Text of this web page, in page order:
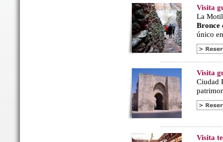
Visita
La
Bronce
único
Visita
Ciudad
Visita